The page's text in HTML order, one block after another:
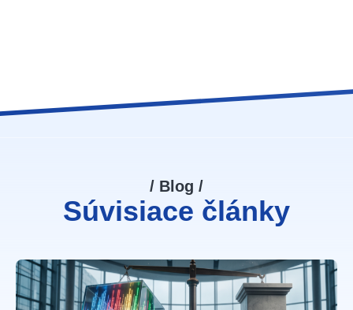
/ Blog /
Súvisiace články